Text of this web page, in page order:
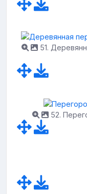
51.
52.